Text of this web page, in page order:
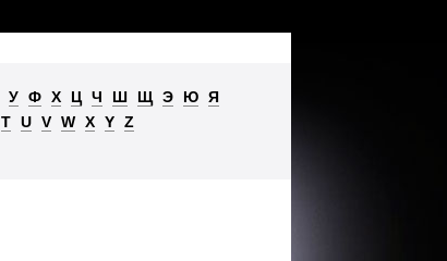
У Ф Х Ц Ч Ш Щ Э Ю Я
T U V W X Y Z